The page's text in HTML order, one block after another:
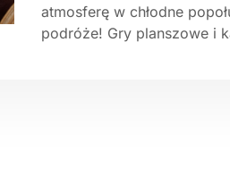
atmosferę w chłodne
podróże! Gry planszowe i